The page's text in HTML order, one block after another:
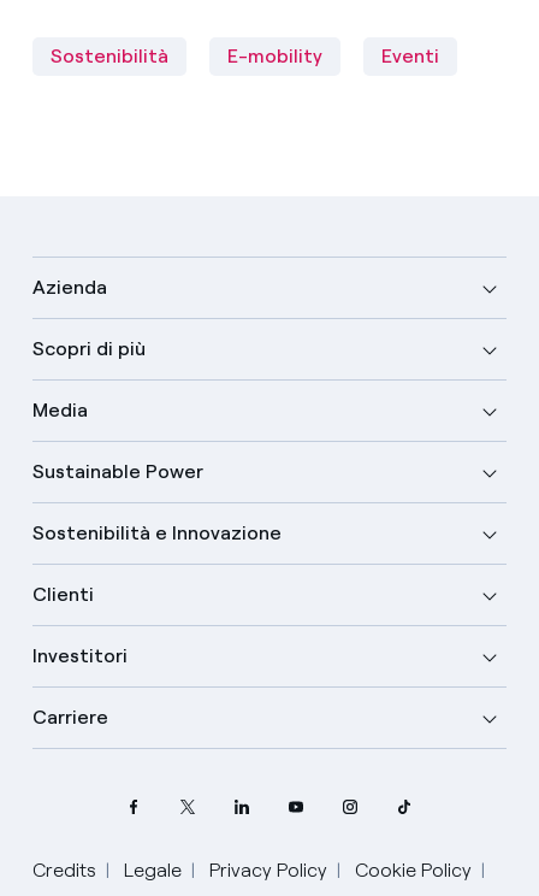
Sostenibilità E-mobility Eventi
Azienda
Scopri di più
Media
Sustainable Power
Sostenibilità e Innovazione
Clienti
Investitori
Carriere
Credits Legale Privacy Policy
Cookie Policy